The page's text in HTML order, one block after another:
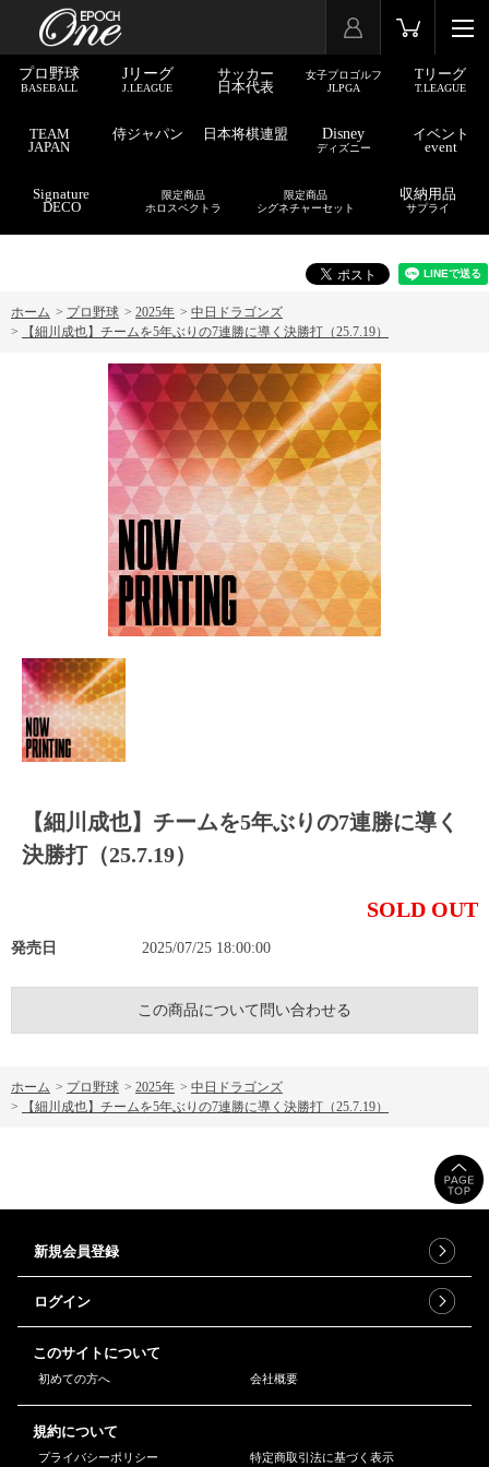
プロ野球
BASEBALL
Jリーグ
J.LEAGUE
サッカー
日本代表
女子プロゴルフ
JLPGA
Tリーグ
T.LEAGUE
TEAM
JAPAN
侍ジャパン 日本将棋連盟 Disney
ディズニー
イベント
event
Signature
DECO
限定商品
ホロスペクトラ
限定商品
シグネチャーセット
収納用品
サプライ
ホーム > プロ野球 > 2025年 > 中日ドラゴンズ
>
【細川成也】チームを5年ぶりの7連勝に導く決勝打（25.7.19）
【細川成也】チームを5年ぶりの7連勝に導く
決勝打（25.7.19）
SOLD OUT
発売日 2025/07/25 18:00:00
この商品について問い合わせる
ホーム > プロ野球 > 2025年 > 中日ドラゴンズ
>
【細川成也】チームを5年ぶりの7連勝に導く決勝打（25.7.19）
新規会員登録
ログイン
このサイトについて
初めての方へ 会社概要
規約について
プライバシーポリシー 特定商取引法に基づく表示